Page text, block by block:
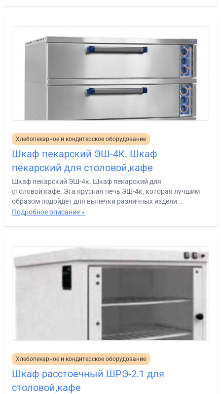
Хлебопекарное и кондитерское оборудование
Шкаф пекарский ЭШ-4К. Шкаф
пекарский для столовой,кафе
Шкаф пекарский ЭШ-4к. Шкаф пекарский для
столовой,кафе. Эта ярусная печь ЭШ-4к, которая лучшим
образом подойдет для выпечки различных издели...
Подробное описание »
Хлебопекарное и кондитерское оборудование
Шкаф расстоечный ШРЭ-2.1 для
столовой,кафе